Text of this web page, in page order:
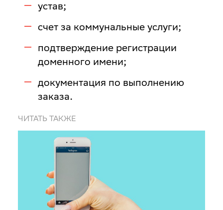
устав;
счет за коммунальные услуги;
подтверждение регистрации
доменного имени;
документация по выполнению
заказа.
ЧИТАТЬ ТАКЖЕ